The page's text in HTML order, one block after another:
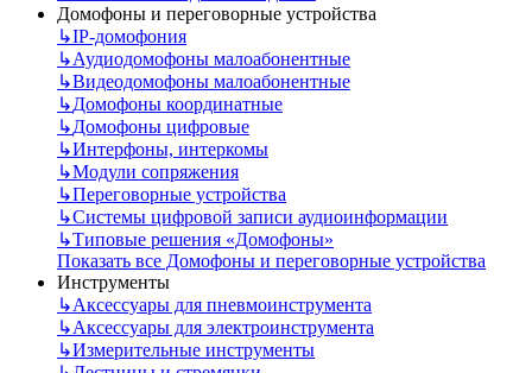
Домофоны и переговорные устройства
↳IP-домофония
↳Аудиодомофоны малоабонентные
↳Видеодомофоны малоабонентные
↳Домофоны координатные
↳Домофоны цифровые
↳Интерфоны, интеркомы
↳Модули сопряжения
↳Переговорные устройства
↳Системы цифровой записи аудиоинформации
↳Типовые решения «Домофоны»
Показать все Домофоны и переговорные устройства
Инструменты
↳Аксессуары для пневмоинструмента
↳Аксессуары для электроинструмента
↳Измерительные инструменты